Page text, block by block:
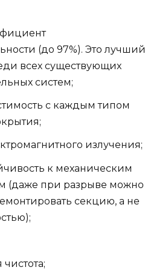
(до 97%). Это лучший
всех существующих
систем;
с каждым типом
излучения;
к механическим
(даже при разрыве можно
секцию, а не